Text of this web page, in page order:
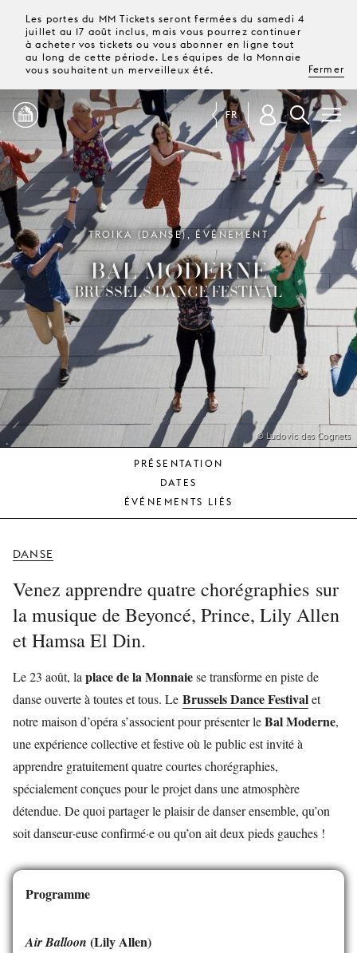
Les portes du MM Tickets seront fermées du samedi 4
juillet au 17 août inclus, mais vous pourrez continuer
à acheter vos tickets ou vous abonner en ligne tout
au long de cette période. Les équipes de la Monnaie
vous souhaitent un merveilleux été.
Fermer
PROGRAMME
MAGAZINE
TICKETS &
ABONNEMENTS
VOTRE
VISITE
JEUNE
PUBLIC
LA
MONNAIE
SOUTENIR
FR
© Ludovic des Cognets
TROIKA (DANSE), ÉVÉNEMENT
BAL MODERNE
BRUSSELS DANCE FESTIVAL
PRÉSENTATION
DATES
ÉVÉNEMENTS LIÉS
DANSE
Venez apprendre quatre chorégraphies sur
la musique de Beyoncé, Prince, Lily Allen
et Hamsa El Din.
Le 23 août, la place de la Monnaiese transforme en piste de
danse ouverte à toutes et tous. Le Brussels Dance Festivalet
notre maison d’opéra s’associent pour présenter leBal Moderne,
une expérience collective et festive où le public est invité à
apprendre gratuitement quatre courtes chorégraphies,
spécialement conçues pour le projet dans une atmosphère
détendue. De quoi partager le plaisir de danser ensemble, qu’on
soit danseur·euse confirmé·e ou qu’on ait deux pieds gauches !
Programme
Air Balloon (Lily Allen)